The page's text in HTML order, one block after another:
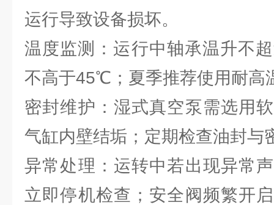
运行导致设备损坏。
温度监测：运行中轴承温升不
不高于45℃；夏季推荐使用耐高
密封维护：湿式真空泵需选用
气缸内壁结垢；定期检查油封与
异常处理：运转中若出现异常
立即停机检查；安全阀频繁开